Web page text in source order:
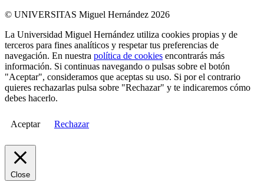
© UNIVERSITAS Miguel Hernández 2026
La Universidad Miguel Hernández utiliza cookies propias y de
terceros para fines analíticos y respetar tus preferencias de
navegación. En nuestra política de cookies encontrarás más
información. Si continuas navegando o pulsas sobre el botón
"Aceptar", consideramos que aceptas su uso. Si por el contrario
quieres rechazarlas pulsa sobre "Rechazar" y te indicaremos cómo
debes hacerlo.
Aceptar Rechazar
Close